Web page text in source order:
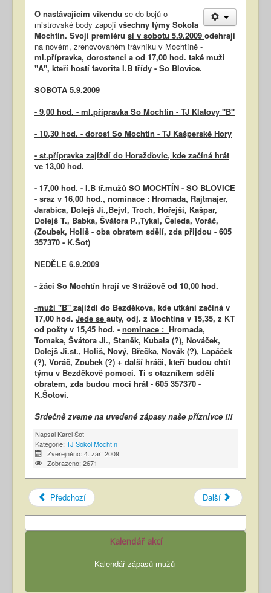
O nastávajícím víkendu se do bojů o
mistrovské body zapojí všechny týmy Sokola
Mochtín. Svoji premiéru si v sobotu 5.9.2009 odehrají
na novém, zrenovovaném trávníku v Mochtíně -
ml.přípravka, dorostenci a od 17,00 hod. také muži
"A", kteří hostí favorita I.B třídy - So Blovice.
SOBOTA 5.9.2009
- 9,00 hod. - ml.přípravka So Mochtín - TJ Klatovy "B"
- 10,30 hod. - dorost So Mochtín - TJ Kašperské Hory
- st.přípravka zajíždí do Horažďovic, kde začíná hrát
ve 13,00 hod.
- 17,00 hod. - I.B tř.mužů SO MOCHTÍN - SO BLOVICE
- sraz v 16,00 hod., nominace : Hromada, Rajtmajer,
Jarabica, Dolejš Ji.,Bejvl, Troch, Hořejší, Kašpar,
Dolejš T., Babka, Švátora P.,Tykal, Čeleda, Voráč,
(Zoubek, Holiš - oba obratem sdělí, zda přijdou - 605
357370 - K.Šot)
NEDĚLE 6.9.2009
- žáci So Mochtín hrají ve Strážově od 10,00 hod.
-muži "B" zajíždí do Bezděkova, kde utkání začíná v
17,00 hod. Jede se auty, odj. z Mochtína v 15,35, z KT
od pošty v 15,45 hod. - nominace : Hromada,
Tomaka, Švátora Ji., Staněk, Kubala (?), Nováček,
Dolejš Ji.st., Holiš, Nový, Břečka, Novák (?), Lapáček
(?), Voráč, Zoubek (?) + další hráči, kteří budou chtít
týmu v Bezděkově pomoci. Ti s otazníkem sdělí
obratem, zda budou moci hrát - 605 357370 -
K.Šotovi.
Srdečně zveme na uvedené zápasy naše příznivce !!!
Napsal Karel Šot
Kategorie: TJ Sokol Mochtín
Zveřejněno: 4. září 2009
Zobrazeno: 2671
Předchozí Další
Kalendář akcí
Kalendář zápasů mužů